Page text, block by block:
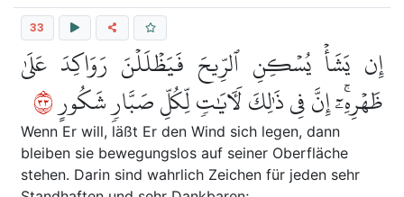
33
إِن يَشَأۡ يُسۡكِنِ ٱلرِّيحَ فَيَظۡلَلۡنَ رَوَاكِدَ عَلَىٰ
ظَهۡرِهِۦٓۚ إِنَّ فِي ذَٰلِكَ لَأٓيَٰتٖ لِّكُلِّ صَبَّارٖ شَكُورٍ٣٣
Wenn Er will, läßt Er den Wind sich legen, dann
bleiben sie bewegungslos auf seiner Oberfläche
stehen. Darin sind wahrlich Zeichen für jeden sehr